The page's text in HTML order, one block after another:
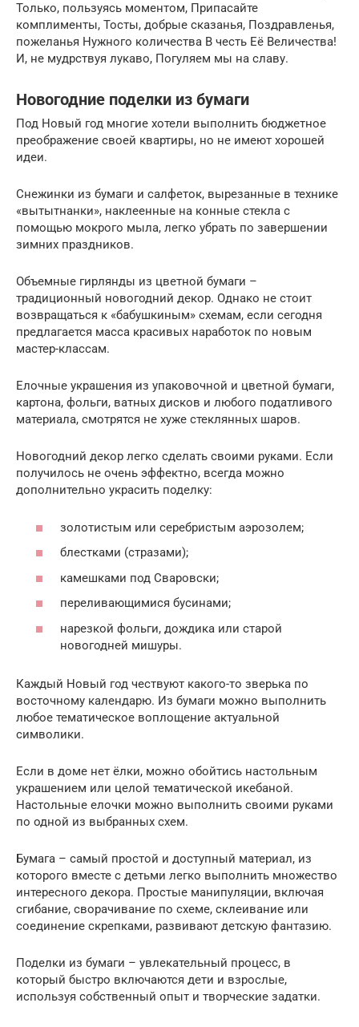
Только, пользуясь моментом, Припасайте
комплименты, Тосты, добрые сказанья, Поздравленья,
пожеланья Нужного количества В честь Её Величества!
И, не мудрствуя лукаво, Погуляем мы на славу.
Новогодние поделки из бумаги
Под Новый год многие хотели выполнить бюджетное
преображение своей квартиры, но не имеют хорошей
идеи.
Снежинки из бумаги и салфеток, вырезанные в технике
«вытытнанки», наклеенные на конные стекла с
помощью мокрого мыла, легко убрать по завершении
зимних праздников.
Объемные гирлянды из цветной бумаги –
традиционный новогодний декор. Однако не стоит
возвращаться к «бабушкиным» схемам, если сегодня
предлагается масса красивых наработок по новым
мастер-классам.
Елочные украшения из упаковочной и цветной бумаги,
картона, фольги, ватных дисков и любого податливого
материала, смотрятся не хуже стеклянных шаров.
Новогодний декор легко сделать своими руками. Если
получилось не очень эффектно, всегда можно
дополнительно украсить поделку:
золотистым или серебристым аэрозолем;
блестками (стразами);
камешками под Сваровски;
переливающимися бусинами;
нарезкой фольги, дождика или старой
новогодней мишуры.
Каждый Новый год чествуют какого-то зверька по
восточному календарю. Из бумаги можно выполнить
любое тематическое воплощение актуальной
символики.
Если в доме нет ёлки, можно обойтись настольным
украшением или целой тематической икебаной.
Настольные елочки можно выполнить своими руками
по одной из выбранных схем.
Бумага – самый простой и доступный материал, из
которого вместе с детьми легко выполнить множество
интересного декора. Простые манипуляции, включая
сгибание, сворачивание по схеме, склеивание или
соединение скрепками, развивают детскую фантазию.
Поделки из бумаги – увлекательный процесс, в
который быстро включаются дети и взрослые,
используя собственный опыт и творческие задатки.